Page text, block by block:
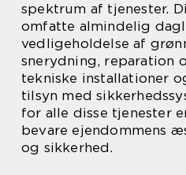
spektrum af tjenester.
omfatte almindelig
vedligeholdelse af
snerydning, reparation
tekniske installationer
tilsyn med
for alle disse tjenester
bevare ejendommens
og sikkerhed.